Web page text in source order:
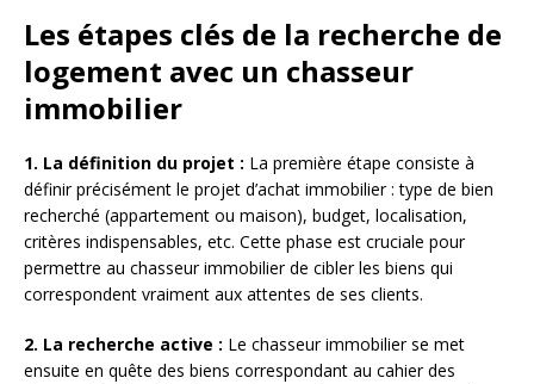
Les étapes clés de la recherche de
logement avec un chasseur
immobilier
1. La définition du projet : La première étape consiste à
définir précisément le projet d’achat immobilier : type de bien
recherché (appartement ou maison), budget, localisation,
critères indispensables, etc. Cette phase est cruciale pour
permettre au chasseur immobilier de cibler les biens qui
correspondent vraiment aux attentes de ses clients.
2. La recherche active : Le chasseur immobilier se met
ensuite en quête des biens correspondant au cahier des